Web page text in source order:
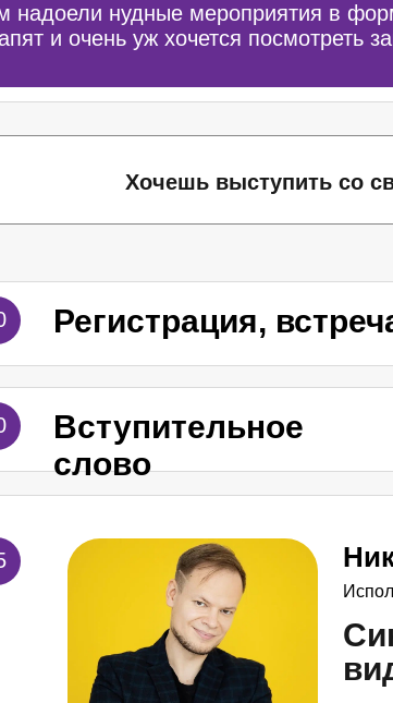
надоели нудные мероприятия в
и очень уж хочется посмотреть
Хочешь выступить со
Регистрация,
Вступительное
слово